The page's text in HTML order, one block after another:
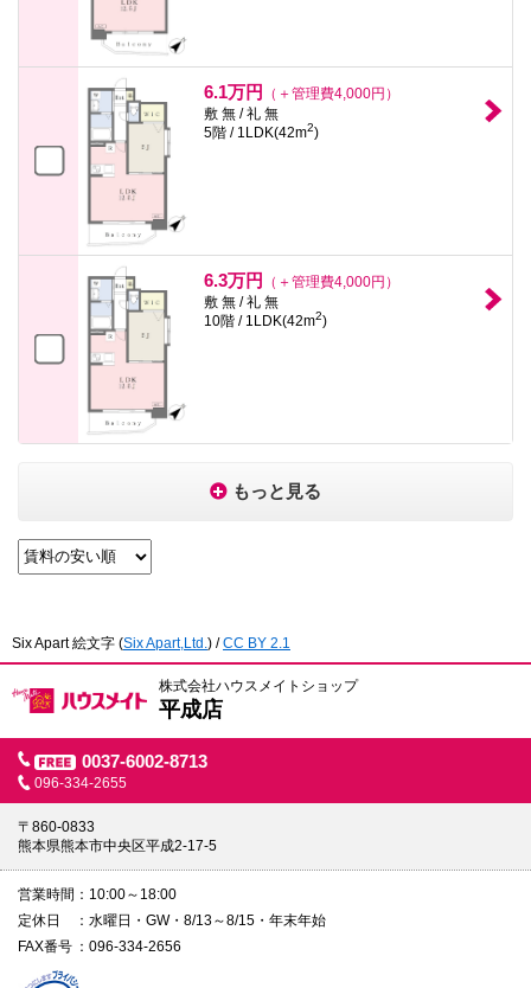
6.1万円
（＋管理費4,000円）
敷 無 / 礼 無
5階 / 1LDK(42m2)
6.3万円
（＋管理費4,000円）
敷 無 / 礼 無
10階 / 1LDK(42m2)
もっと見る
Six Apart 絵文字 (Six Apart,Ltd.) /CC BY 2.1
株式会社ハウスメイトショップ
平成店
0037-6002-8713
096-334-2655
〒860-0833
熊本県熊本市中央区平成2-17-5
営業時間
10:00～18:00
定休日
水曜日・GW・8/13～8/15・年末年始
FAX番号
096-334-2656